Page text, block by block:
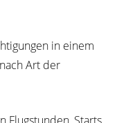
in einem
Art der